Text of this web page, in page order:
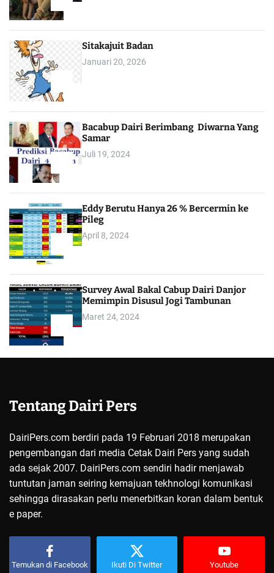
Sitakajuit Badan
Januari 20, 2026
Bacabup Dairi Berimbang Diwarna Yang
Samar
Juli 19, 2024
Eddy Berutu Hanya 26 % Bercermin ke
Pileg
April 8, 2024
Survey Awal Bakal Cabup Dairi Danjor
Memimpin Disusul Jogi Tambunan
Maret 24, 2024
Tentang Dairi Pers
DairiPers.com berdiri pada 19 Februari 2018 merupakan
pengembangan dari media Cetak Dairi Pers yang sudah
ada sejak 2007. DairiPers.com sendiri hadir menjawab
tuntutan jaman seiring kemajuan tekhnologi komunikasi
sehingga dirasakan perlu menerbitkan koran dalam bentuk
e paper.
Temukan di Facebook Ikuti Di Twitter Youtube